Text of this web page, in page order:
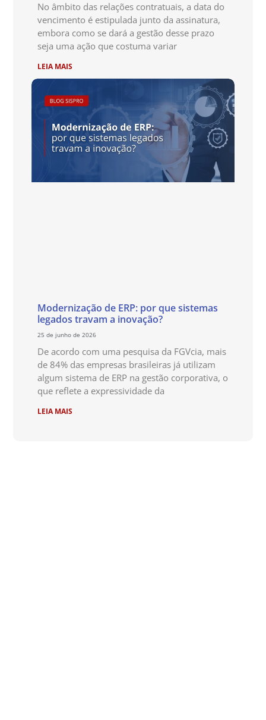
No âmbito das relações contratuais, a data do
vencimento é estipulada junto da assinatura,
embora como se dará a gestão desse prazo
seja uma ação que costuma variar
LEIA MAIS
Modernização de ERP: por que sistemas
legados travam a inovação?
25 de junho de 2026
De acordo com uma pesquisa da FGVcia, mais
de 84% das empresas brasileiras já utilizam
algum sistema de ERP na gestão corporativa, o
que reflete a expressividade da
LEIA MAIS